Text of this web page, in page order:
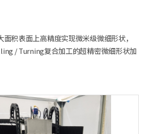
面积表面上高精度实现微米级微细形状，
/ Turning复合加工的超精密微细形状加